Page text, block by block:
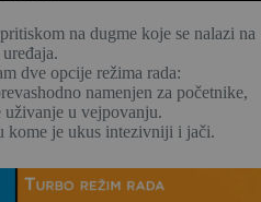
na dugme koje se nalazi na
dve opcije režima rada:
namenjen za početnike,
uživanje u vejpovanju.
kome je ukus intezivniji i jači.